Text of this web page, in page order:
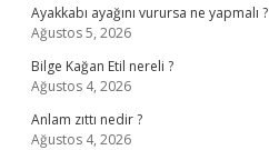
Ayakkabı ayağını vurursa ne yapmalı ?
Ağustos 5, 2026
Bilge Kağan Etil nereli ?
Ağustos 4, 2026
Anlam zıttı nedir ?
Ağustos 4, 2026